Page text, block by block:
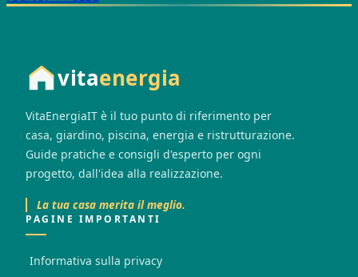
vitaenergia
VitaEnergiaIT è il tuo punto di riferimento per
casa, giardino, piscina, energia e ristrutturazione.
Guide pratiche e consigli d'esperto per ogni
progetto, dall'idea alla realizzazione.
La tua casa merita il meglio.
PAGINE IMPORTANTI
Informativa sulla privacy